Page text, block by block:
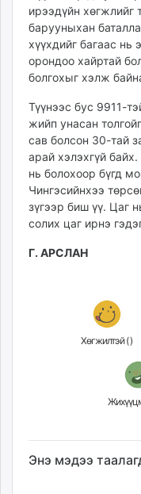
ирээдүйн хөгжлийг
барууныхан
хүүхдийг багаас нь
орондоо хайртай
болгохыг хэлж
Түүнээс бус 9911-
жийп унасан
сав болсон 30-тай
арай хэлэхгүй
нь болохоор бүгд
Чингэсийнхээ
зүгээр биш үү. Цаг
солих цаг ирнэ
Г. АРСЛАН
Хөгжилтэй ()
Энэ мэдээ